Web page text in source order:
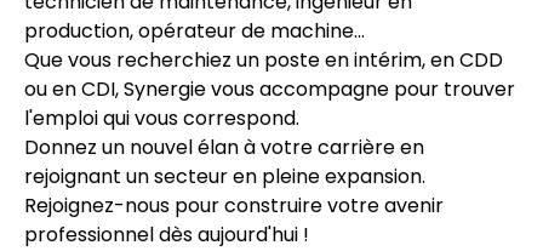
production, opérateur de machine...
Que vous recherchiez un poste en intérim, en CDD
ou en CDI, Synergie vous accompagne pour trouver
l'emploi qui vous correspond.
Donnez un nouvel élan à votre carrière en
rejoignant un secteur en pleine expansion.
Rejoignez-nous pour construire votre avenir
professionnel dès aujourd'hui !